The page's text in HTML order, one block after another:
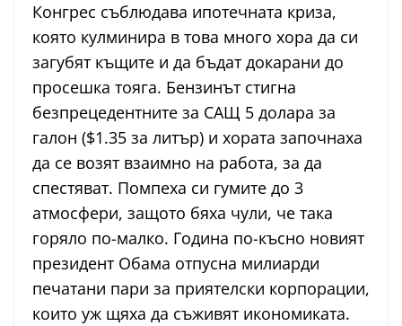
Конгрес съблюдава ипотечната криза,
която кулминира в това много хора да си
загубят къщите и да бъдат докарани до
просешка тояга. Бензинът стигна
безпрецедентните за САЩ 5 долара за
галон ($1.35 за литър) и хората започнаха
да се возят взаимно на работа, за да
спестяват. Помпеха си гумите до 3
атмосфери, защото бяха чули, че така
горяло по-малко. Година по-късно новият
президент Обама отпусна милиарди
печатани пари за приятелски корпорации,
които уж щяха да съживят икономиката.